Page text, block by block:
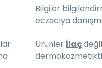
Bilgiler
eczacıya
Ürünler İlaç